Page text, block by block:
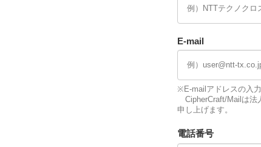
E-mail
※E-mailアドレスの入
CipherCraft/Mailは法
申し上げます。
電話番号